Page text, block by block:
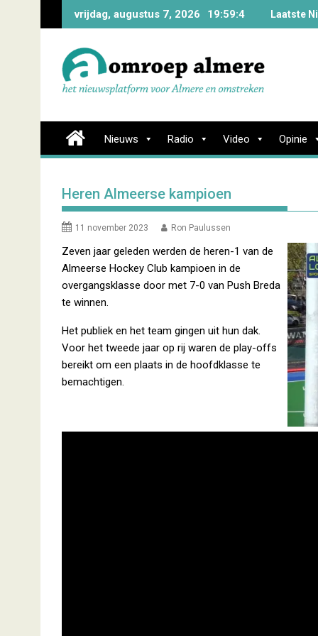
vrijdag, augustus 7, 2026 19:59:5 Laatste
Nieuws Radio Video Opinie
Heren Almeerse kampioen
11 november 2023 Ron Paulussen
Zeven jaar geleden werden de heren-1 van de
Almeerse Hockey Club kampioen in de
overgangsklasse door met 7-0 van Push Breda
te winnen.
Het publiek en het team gingen uit hun dak.
Voor het tweede jaar op rij waren de play-offs
bereikt om een plaats in de hoofdklasse te
bemachtigen.